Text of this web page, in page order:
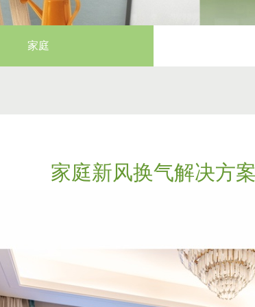
家庭
家庭新风换气解决方案